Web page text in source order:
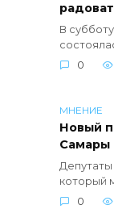
В
0
МНЕНИЕ
Новый
Самары
который
0